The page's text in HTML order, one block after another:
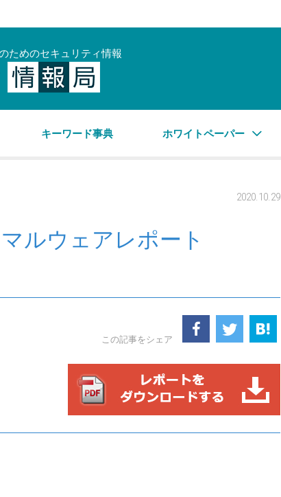
会社
ためのセキュリティ情報
キーワード事典 ホワイトペーパー
2020.10.29
ルウェアレポート
この記事をシェア